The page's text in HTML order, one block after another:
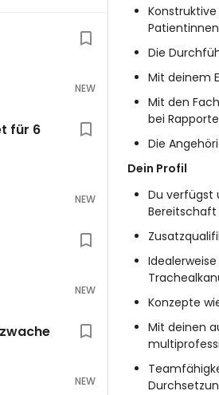
NEW
für 6
NEW
NEW
NEW
Die
Mit deinem
Mit den
bei
Die
Dein Profil
Du verfügst
Bereitschaft
Konzepte
Mit deinen